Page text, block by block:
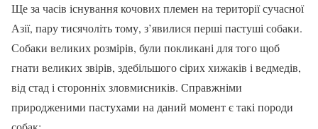
Ще за часів існування кочових племен на території сучасної
Азії, пару тисячоліть тому, з’явилися перші пастуші собаки.
Собаки великих розмірів, були покликані для того щоб
гнати великих звірів, здебільшого сірих хижаків і ведмедів,
від стад і сторонніх зловмисників. Справжніми
природженими пастухами на даний момент є такі породи